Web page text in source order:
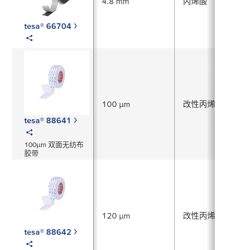
tesa® 66704
tesa® 88641
100μm 双面无纺布
胶带
100 µm 改性丙烯酸
tesa® 88642
120 µm 改性丙烯酸